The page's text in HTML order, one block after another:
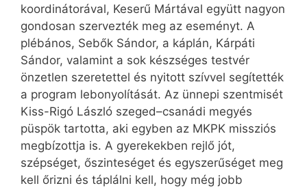
koordinátorával, Keserű Mártával együtt nagyon
gondosan szervezték meg az eseményt. A
plébános, Sebők Sándor, a káplán, Kárpáti
Sándor, valamint a sok készséges testvér
önzetlen szeretettel és nyitott szívvel segítették
a program lebonyolítását. Az ünnepi szentmisét
Kiss-Rigó László szeged–csanádi megyés
püspök tartotta, aki egyben az MKPK missziós
megbízottja is. A gyerekekben rejlő jót,
szépséget, őszinteséget és egyszerűséget meg
kell őrizni és táplálni kell, hogy még jobb